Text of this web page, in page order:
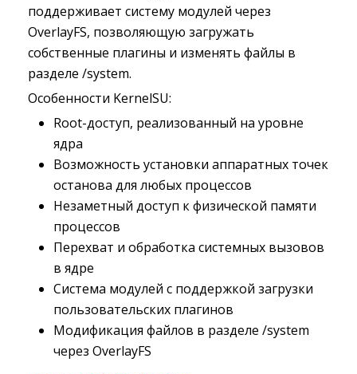
поддерживает систему модулей через
OverlayFS, позволяющую загружать
собственные плагины и изменять файлы в
разделе /system.
Особенности KernelSU:
Root-доступ, реализованный на уровне
ядра
Возможность установки аппаратных точек
останова для любых процессов
Незаметный доступ к физической памяти
процессов
Перехват и обработка системных вызовов
в ядре
Система модулей с поддержкой загрузки
пользовательских плагинов
Модификация файлов в разделе /system
через OverlayFS